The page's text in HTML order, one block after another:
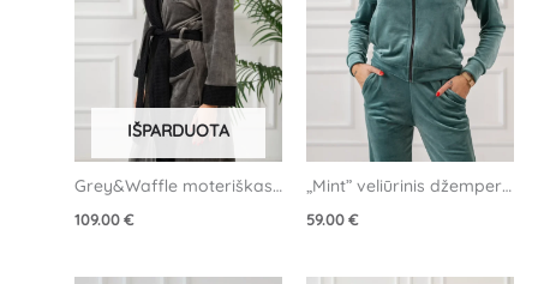
IŠPARDUOTA
Grey&Waffle moteriškas
109.00€
„Mint” veliūrinis džemperis
59.00€